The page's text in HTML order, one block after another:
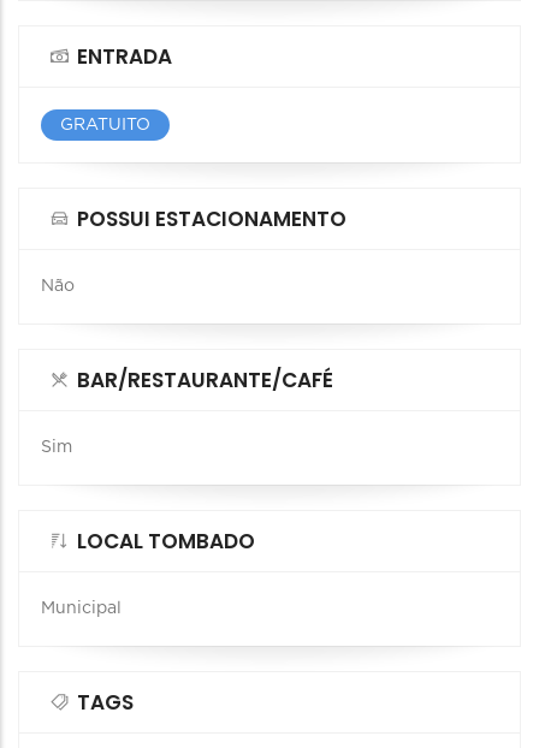
ENTRADA
GRATUITO
POSSUI ESTACIONAMENTO
Não
BAR/RESTAURANTE/CAFÉ
Sim
LOCAL TOMBADO
Municipal
TAGS